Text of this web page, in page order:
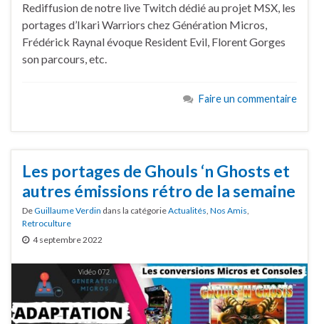
Rediffusion de notre live Twitch dédié au projet MSX, les
portages d’Ikari Warriors chez Génération Micros,
Frédérick Raynal évoque Resident Evil, Florent Gorges
son parcours, etc.
Faire un commentaire
Les portages de Ghouls ‘n Ghosts et
autres émissions rétro de la semaine
DeGuillaume Verdin dans la catégorieActualités, Nos Amis,
Retroculture
4 septembre 2022